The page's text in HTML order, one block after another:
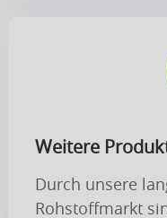
Weitere
Durch unsere
Rohstoffmarkt